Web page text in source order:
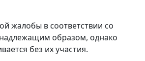
жалобы в соответствии со
образом, однако
без их участия.